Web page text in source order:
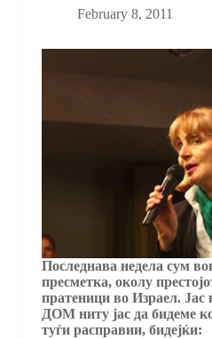
February 8, 2011
Последнава недела сум
пресметка, околу
пратеници во Израел. Јас
ДОМ ниту јас да бидеме
туѓи расправии, бидејќи: